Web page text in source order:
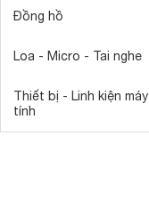
Đồng hồ
Loa - Micro - Tai nghe
Thiết bị - Linh kiện máy
tính